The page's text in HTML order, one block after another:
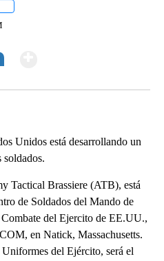
Unidos está desarrollando un
soldados.
Tactical Brassiere (ATB), está
de Soldados del Mando de
del Ejercito de EE.UU.,
en Natick, Massachusetts.
del Ejército, será el